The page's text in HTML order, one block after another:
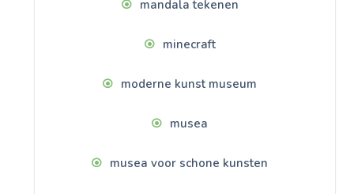
mandala tekenen
minecraft
moderne kunst museum
musea
musea voor schone kunsten